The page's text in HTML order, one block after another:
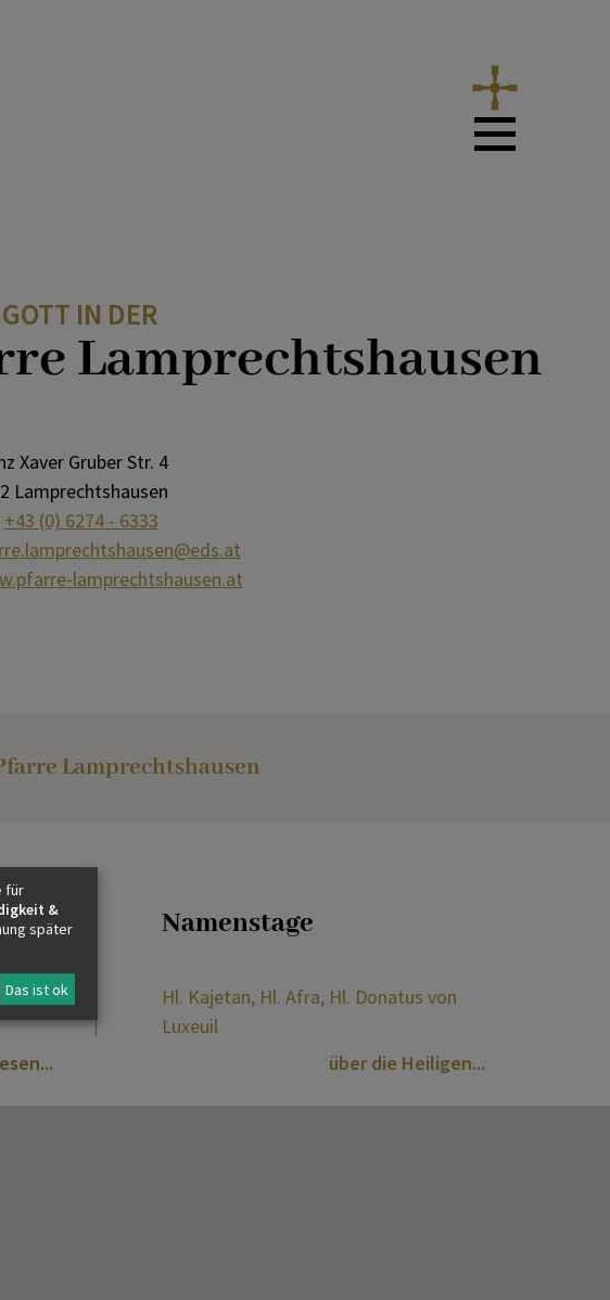
IN DER
Lamprechtshausen
Xaver Gruber Str. 4
Lamprechtshausen
+43 (0) 6274 - 6333
lamprechtshausen.at
Lamprechtshausen
Namenstage
Hl. Kajetan, Hl. Afra, Hl. Donatus von
Luxeuil
über die Heiligen
für
&
später
Das ist ok